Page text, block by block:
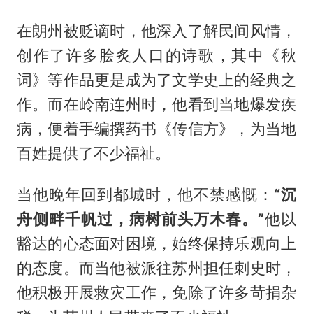
在朗州被贬谪时，他深入了解民间风情，
创作了许多脍炙人口的诗歌，其中《秋
词》等作品更是成为了文学史上的经典之
作。而在岭南连州时，他看到当地爆发疾
病，便着手编撰药书《传信方》，为当地
百姓提供了不少福祉。
当他晚年回到都城时，他不禁感慨： “沉
舟侧畔千帆过，病树前头万木春。”他以
豁达的心态面对困境，始终保持乐观向上
的态度。而当他被派往苏州担任刺史时，
他积极开展救灾工作，免除了许多苛捐杂